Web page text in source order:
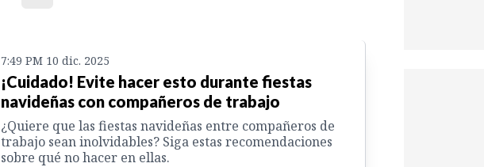
7:49 PM 10 dic. 2025
¡Cuidado! Evite hacer esto durante fiestas
navideñas con compañeros de trabajo
¿Quiere que las fiestas navideñas entre compañeros de
trabajo sean inolvidables? Siga estas recomendaciones
sobre qué no hacer en ellas.